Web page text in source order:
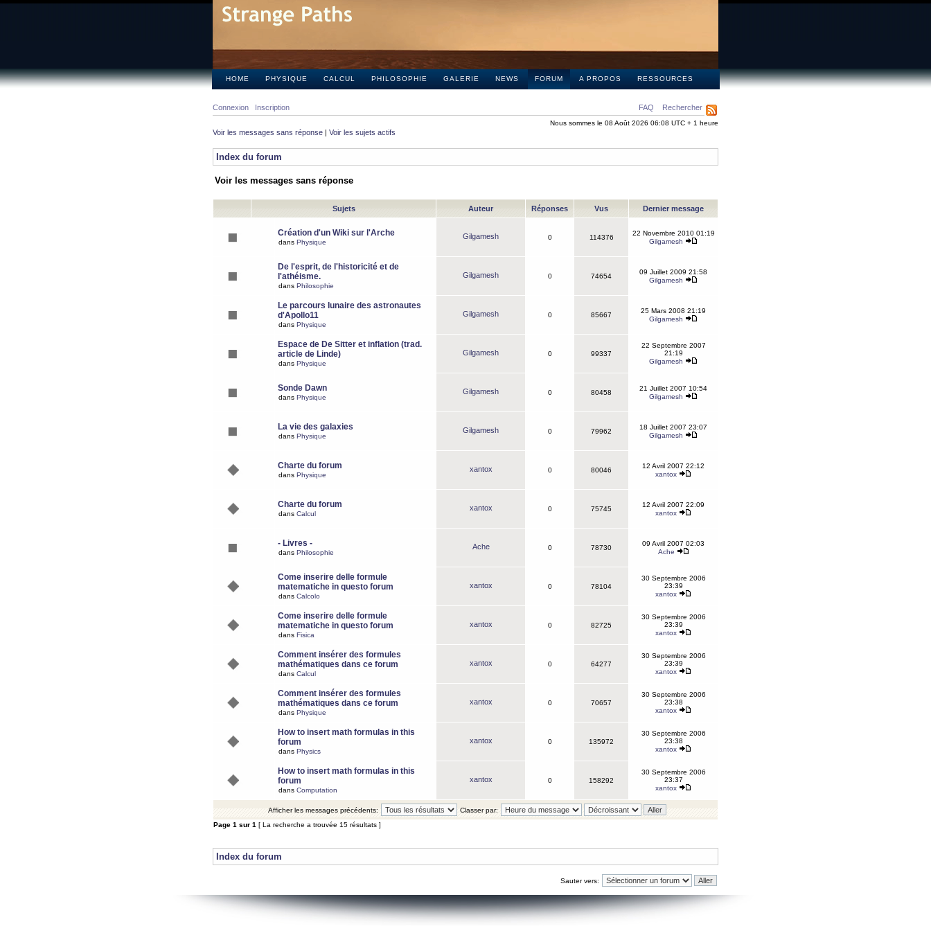
HOME PHYSIQUE CALCUL PHILOSOPHIE GALERIE NEWS FORUM A PROPOS RESSOURCES
FAQ Rechercher
Connexion Inscription
Nous sommes le 08 Août 2026 06:08 UTC + 1 heure
Voir les messages sans réponse | Voir les sujets actifs
Index du forum
Voir les messages sans réponse
Sujets Auteur Réponses Vus Dernier message
Création d'un Wiki sur l'Arche
dans Physique
Gilgamesh 0 114376
22 Novembre 2010 01:19
Gilgamesh
De l'esprit, de l'historicité et de
l'athéisme.
dans Philosophie
Gilgamesh 0 74654
09 Juillet 2009 21:58
Gilgamesh
Le parcours lunaire des astronautes
d'Apollo11
dans Physique
Gilgamesh 0 85667
25 Mars 2008 21:19
Gilgamesh
Espace de De Sitter et inflation (trad.
article de Linde)
dans Physique
Gilgamesh 0 99337
22 Septembre 2007
21:19
Gilgamesh
Sonde Dawn
dans Physique
Gilgamesh 0 80458
21 Juillet 2007 10:54
Gilgamesh
La vie des galaxies
dans Physique
Gilgamesh 0 79962
18 Juillet 2007 23:07
Gilgamesh
Charte du forum
dans Physique
xantox 0 80046
12 Avril 2007 22:12
xantox
Charte du forum
dans Calcul
xantox 0 75745
12 Avril 2007 22:09
xantox
- Livres -
dans Philosophie
Ache 0 78730
09 Avril 2007 02:03
Ache
Come inserire delle formule
matematiche in questo forum
dans Calcolo
xantox 0 78104
30 Septembre 2006
23:39
xantox
Come inserire delle formule
matematiche in questo forum
dans Fisica
xantox 0 82725
30 Septembre 2006
23:39
xantox
Comment insérer des formules
mathématiques dans ce forum
dans Calcul
xantox 0 64277
30 Septembre 2006
23:39
xantox
Comment insérer des formules
mathématiques dans ce forum
dans Physique
xantox 0 70657
30 Septembre 2006
23:38
xantox
How to insert math formulas in this
forum
dans Physics
xantox 0 135972
30 Septembre 2006
23:38
xantox
How to insert math formulas in this
forum
dans Computation
xantox 0 158292
30 Septembre 2006
23:37
xantox
Afficher les messages précédents:
Classer par:
Page 1 sur 1 [ La recherche a trouvée 15 résultats ]
Index du forum
Sauter vers: